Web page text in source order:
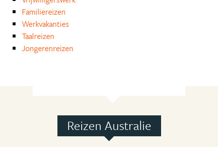
Familiereizen
Werkvakanties
Taalreizen
Jongerenreizen
Reizen Australie